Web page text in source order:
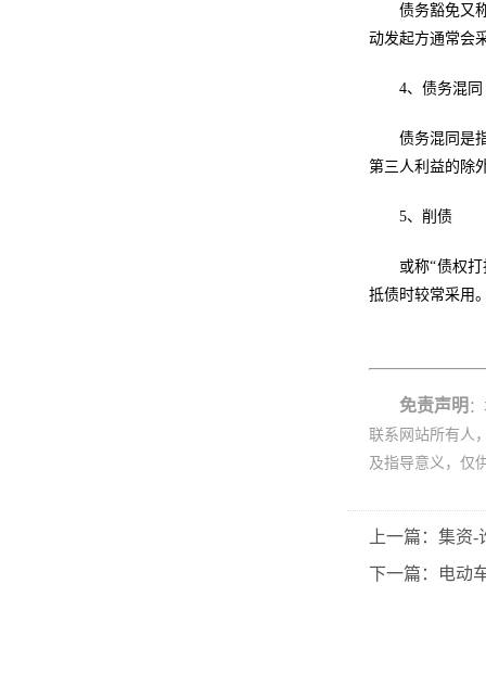
债务豁免又
动发起方通常会
4、债务混同
债务混同是
第三人利益的除
5、削债
或称“债权
抵债时较常采用
免责声明
联系网站所有人
及指导意义，仅
上一篇：集资
下一篇：电动